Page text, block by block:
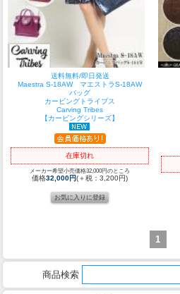
送料無料/即日発送
Maestra S-18AW マエストラS-18AW
バッグ
カービングトライブス
Carving Tribes
【カービングシリーズ】
在庫切れ
メーカー希望小売価格32,000円のところ
価格32,000円(＋税：3,200円)
1
商品検索